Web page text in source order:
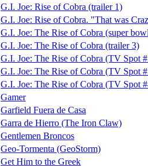
G.I. Joe: Rise of Cobra (trailer 1)
G.I. Joe: Rise of Cobra. "That was
G.I. Joe: The Rise of Cobra (super
G.I. Joe: The Rise of Cobra (trailer 3)
G.I. Joe: The Rise of Cobra (TV Spot
G.I. Joe: The Rise of Cobra (TV Spot
G.I. Joe: The Rise of Cobra (TV Spot
Gamer
Garfield Fuera de Casa
Garra de Hierro (The Iron Claw)
Gentlemen Broncos
Geo-Tormenta (GeoStorm)
Get Him to the Greek